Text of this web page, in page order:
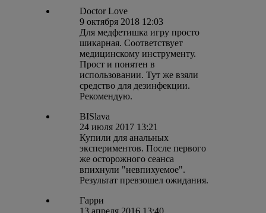
Doctor Love
9 октября 2018 12:03
Для медфетишка игру просто
шикарная. Соответствует
медицинскому инструменту.
Прост и понятен в
использовании. Тут же взяли
средство для дезинфекции.
Рекомендую.
BISlava
24 июля 2017 13:21
Купили для анальных
экспериментов. После первого
же осторожного сеанса
впихнули "невпихуемое".
Результат превзошел ожидания.
Гарри
13 апреля 2016 13:40